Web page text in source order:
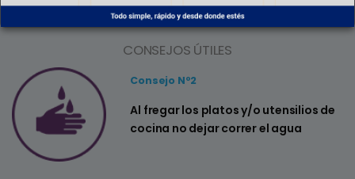
CONSEJOS ÚTILES
Consejo Nº2
Al fregar los platos y/o utensilios de
cocina no dejar correr el agua